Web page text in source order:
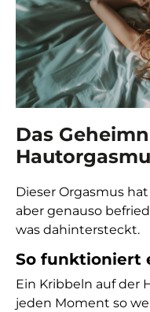
Das
Dieser Orgasmus
aber genauso
was dahintersteckt.
So funktioniert
Ein Kribbeln auf der
jeden Moment so